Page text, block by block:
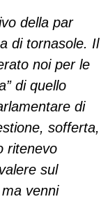
della par
di tornasole. Il
noi per le
di quello
di
sofferta,
ritenevo
sul
venni